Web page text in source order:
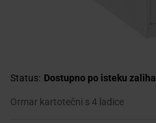
Status: Dostupno po isteku zaliha
Ormar kartotečni s 4 ladice